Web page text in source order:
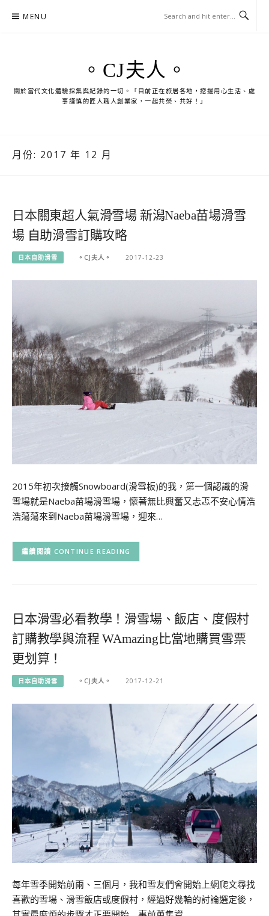
MENU
。CJ夫人。
關於當代文化體驗採集與紀錄的一切。「目前正在旅居各地，挖掘用心生活、處
事謹慎的匠人職人創業家，一起共榮、共好！」
月份: 2017 年 12 月
日本關東超人氣滑雪場 新潟Naeba苗場滑雪
場 自助滑雪訂購攻略
日本自助滑雪 。CJ夫人。 2017-12-23
2015年初次接觸Snowboard(滑雪板)的我，第一個認識的滑
雪場就是Naeba苗場滑雪場，懷著無比興奮又忐忑不安心情浩
浩蕩蕩來到Naeba苗場滑雪場，迎來…
CONTINUE READING
日本滑雪必看教學！滑雪場、飯店、度假村
訂購教學與流程 WAmazing比當地購買雪票
更划算！
日本自助滑雪 。CJ夫人。 2017-12-21
每年雪季開始前兩、三個月，我和雪友們會開始上網爬文尋找
喜歡的雪場、滑雪飯店或度假村，經過好幾輪的討論選定後，